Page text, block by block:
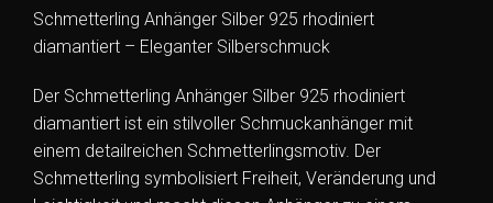
Schmetterling Anhänger Silber 925 rhodiniert
diamantiert – Eleganter Silberschmuck
Der Schmetterling Anhänger Silber 925 rhodiniert
diamantiert ist ein stilvoller Schmuckanhänger mit
einem detailreichen Schmetterlingsmotiv. Der
Schmetterling symbolisiert Freiheit, Veränderung und